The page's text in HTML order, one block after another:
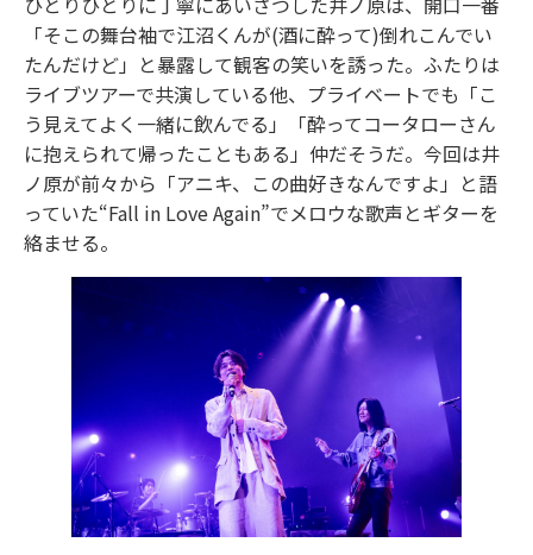
「そこの舞台袖で江沼くんが(酒に酔って)倒れこんでい
たんだけど」と暴露して観客の笑いを誘った。ふたりは
ライブツアーで共演している他、プライベートでも「こ
う見えてよく一緒に飲んでる」「酔ってコータローさん
に抱えられて帰ったこともある」仲だそうだ。今回は井
ノ原が前々から「アニキ、この曲好きなんですよ」と語
っていた“Fall in Love Again”でメロウな歌声とギターを
絡ませる。